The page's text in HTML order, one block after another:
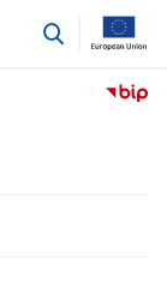
przejdź
Przejdź